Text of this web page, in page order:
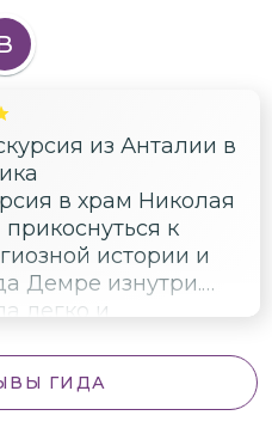
из Анталии в
в храм Николая
к
истории и
Демре изнутри.
легко и
ГИДА